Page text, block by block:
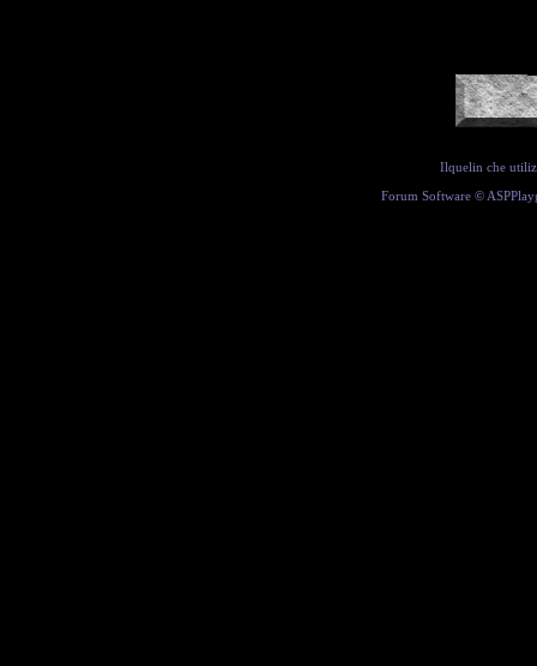
Ilquelin che
Forum Software ©